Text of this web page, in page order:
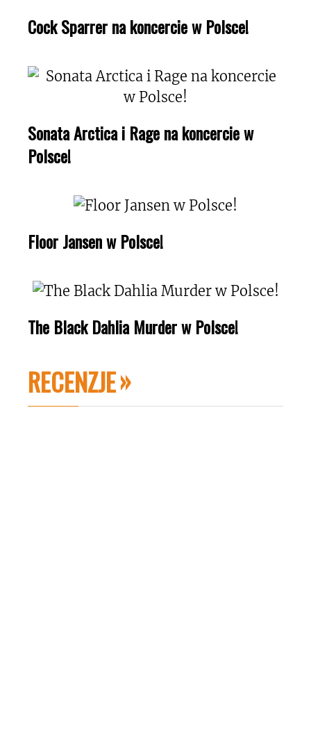
Cock Sparrer na koncercie w Polsce!
Sonata Arctica i Rage na koncercie w
Polsce!
Floor Jansen w Polsce!
The Black Dahlia Murder w Polsce!
RECENZJE